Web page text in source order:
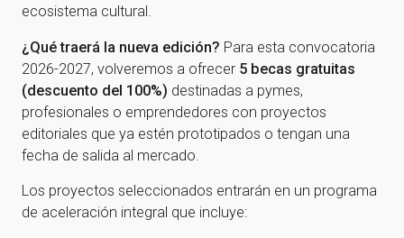
ecosistema cultural.
¿Qué traerá la nueva edición? Para esta convocatoria
2026-2027, volveremos a ofrecer 5 becas gratuitas
(descuento del 100%) destinadas a pymes,
profesionales o emprendedores con proyectos
editoriales que ya estén prototipados o tengan una
fecha de salida al mercado.
Los proyectos seleccionados entrarán en un programa
de aceleración integral que incluye: